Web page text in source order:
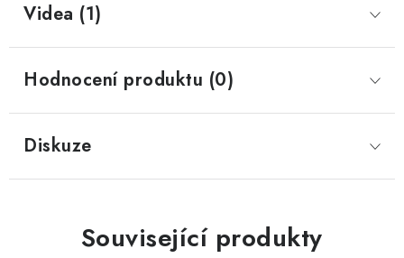
Videa (1)
Hodnocení produktu (0)
Diskuze
Související produkty